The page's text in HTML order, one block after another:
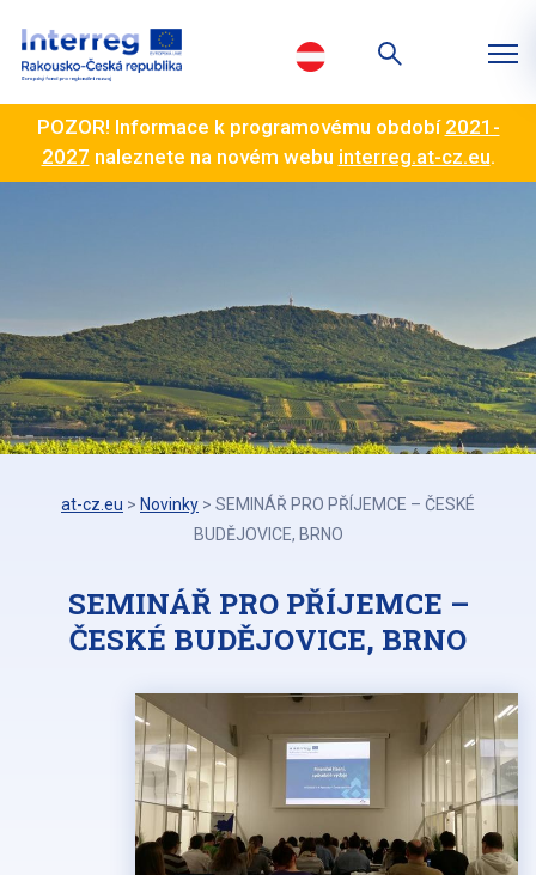
POZOR! Informace k programovému období 2021-
2027 naleznete na novém webu interreg.at-cz.eu.
at-cz.eu > Novinky > SEMINÁŘ PRO PŘÍJEMCE – ČESKÉ
BUDĚJOVICE, BRNO
SEMINÁŘ PRO PŘÍJEMCE –
ČESKÉ BUDĚJOVICE, BRNO